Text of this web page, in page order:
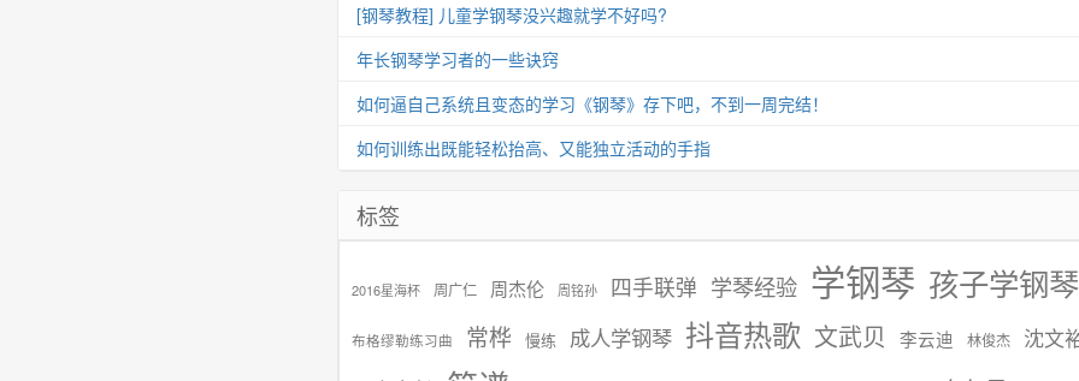
[钢琴教程] 儿童学钢琴没兴趣就学不好吗?
年长钢琴学习者的一些诀窍
如何逼自己系统且变态的学习《钢琴》存下吧，不到一周完结！
如何训练出既能轻松抬高、又能独立活动的手指
标签
2016星海杯 周广仁 周杰伦 周铭孙 四手联弹 学琴经验 学钢琴 孩子学钢琴
布格缪勒练习曲 常桦 慢练 成人学钢琴 抖音热歌 文武贝 李云迪 林俊杰
沈文